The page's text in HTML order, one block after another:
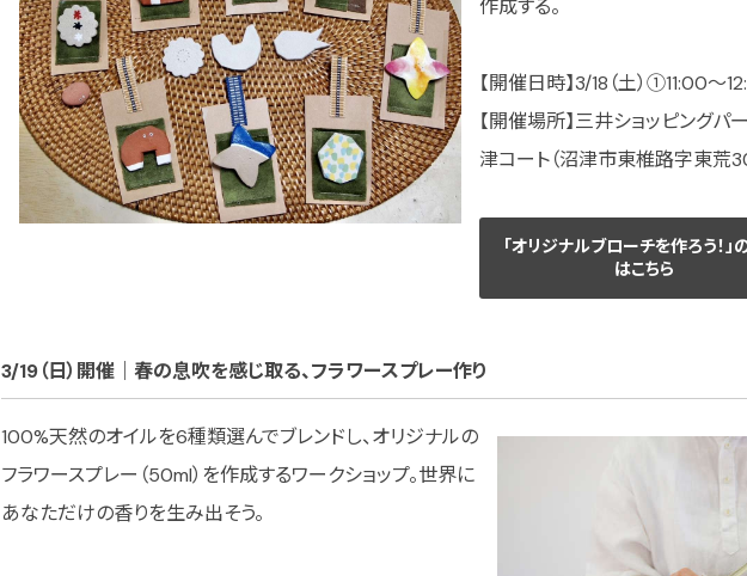
作成する。
【開催日時】3/18（土）①11:00
【開催場所】三井ショッピング
津コート（沼津市東椎路字東荒
「オリジナルブローチを作ろう！」
はこちら
3/19（日）開催｜春の息吹を感じ取る、フラワースプレー作り
100%天然のオイルを6種類選んでブレンドし、オリジナルの
フラワースプレー（50ml）を作成するワークショップ。世界に
あなただけの香りを生み出そう。